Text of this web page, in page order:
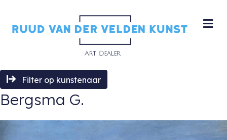
Filter op kunstenaar
Bergsma G.